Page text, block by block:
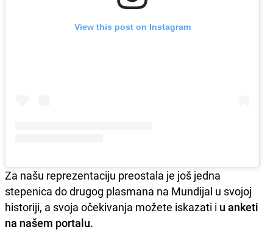
View this post on Instagram
Za našu reprezentaciju preostala je još jedna
stepenica do drugog plasmana na Mundijal u svojoj
historiji, a svoja očekivanja možete iskazati i u anketi
na našem portalu.